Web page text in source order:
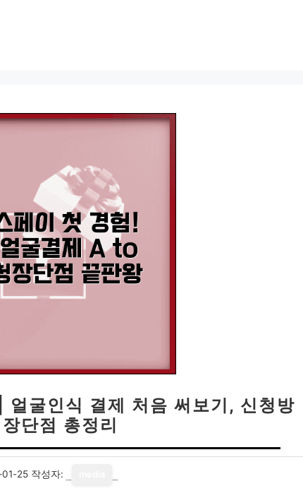
얼굴인식 결제 처음 써보기, 신청방
단점 총정리
25 작성자: